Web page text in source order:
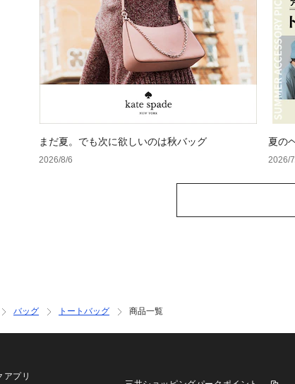
まだ夏。でも次に欲しいのは秋バッグ
2026/8/6
夏の
るト
2026/
バッグ トートバッグ 商品一覧
アプリ